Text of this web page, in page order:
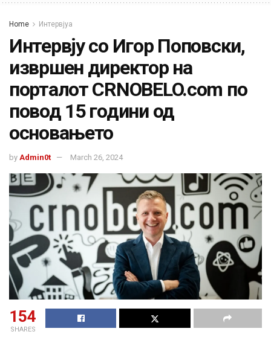
Home Интервјуа
Интервју со Игор Поповски,
извршен директор на
порталот CRNOBELO.com по
повод 15 години од
основањето
by Admin0t March 26, 2024
154
SHARES